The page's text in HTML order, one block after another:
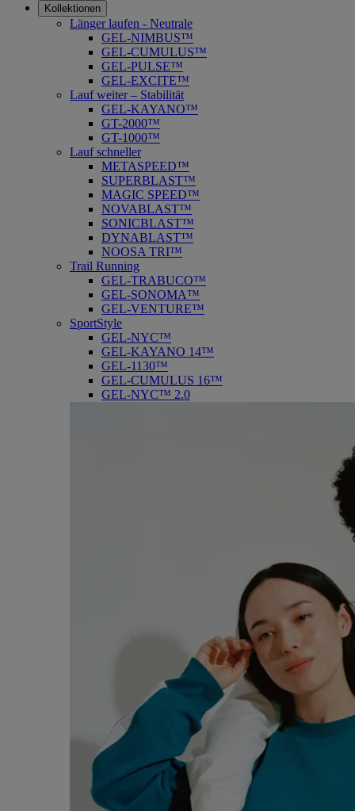
Kollektionen
Länger laufen - Neutrale
GEL-NIMBUS™
GEL-CUMULUS™
GEL-PULSE™
GEL-EXCITE™
Lauf weiter – Stabilität
GEL-KAYANO™
GT-2000™
GT-1000™
Lauf schneller
METASPEED™
SUPERBLAST™
MAGIC SPEED™
NOVABLAST™
SONICBLAST™
DYNABLAST™
NOOSA TRI™
Trail Running
GEL-TRABUCO™
GEL-SONOMA™
GEL-VENTURE™
SportStyle
GEL-NYC™
GEL-KAYANO 14™
GEL-1130™
GEL-CUMULUS 16™
GEL-NYC™ 2.0